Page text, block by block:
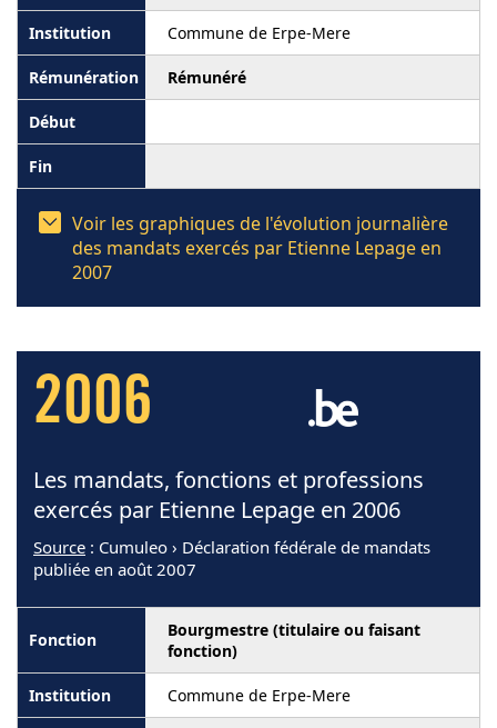
Commune de Erpe-Mere
Rémunéré
Voir les graphiques de l'évolution journalière
des mandats exercés par Etienne Lepage en
2007
2006
Les mandats, fonctions et professions
exercés par Etienne Lepage en 2006
Source : Cumuleo › Déclaration fédérale de mandats
publiée en août 2007
Bourgmestre (titulaire ou faisant
fonction)
Commune de Erpe-Mere